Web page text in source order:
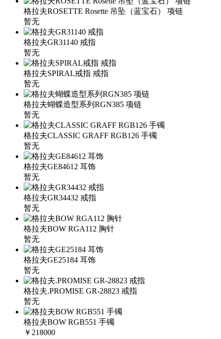
格拉夫ROSETTE Rosette 吊坠（蓝宝石） 项链
暂无
格拉夫GR31140 戒指
暂无
格拉夫SPIRAL戒指 戒指
暂无
格拉夫蝴蝶造型系列RGN385 项链
暂无
格拉夫CLASSIC GRAFF RGB126 手镯
暂无
格拉夫GE84612 耳饰
暂无
格拉夫GR34432 戒指
暂无
格拉夫BOW RGA112 胸针
暂无
格拉夫GE25184 耳饰
暂无
格拉夫.PROMISE GR-28823 戒指
暂无
格拉夫BOW RGB551 手镯
￥218000